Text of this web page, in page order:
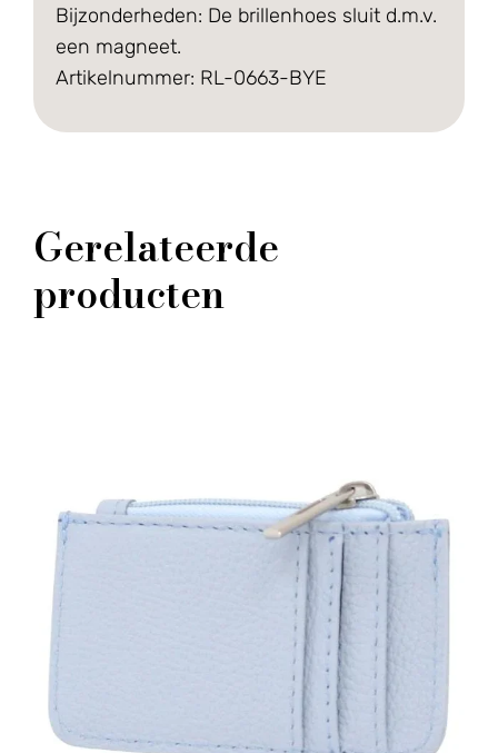
Bijzonderheden: De brillenhoes sluit d.m.v.
een magneet.
Artikelnummer: RL-0663-BYE
Gerelateerde
producten